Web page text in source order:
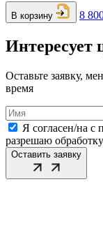
В корзину 8
Интересует
Оставьте заявку,
время
Я согласен/на с
разрешаю
Оставить заявку